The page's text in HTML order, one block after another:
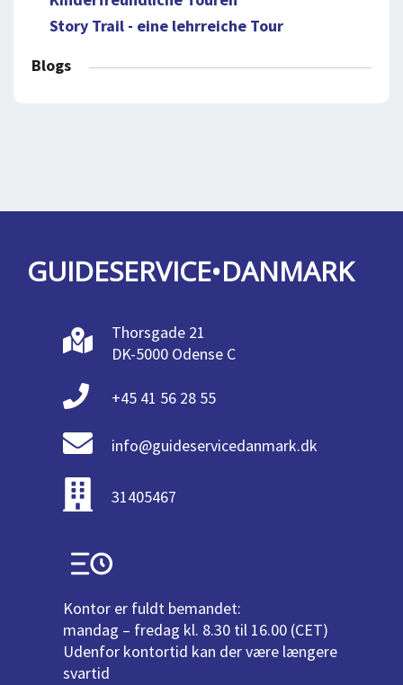
Story Trail - eine lehrreiche Tour
Blogs
GUIDESERVICE•DANMARK
Thorsgade 21
DK-5000 Odense C
+45 41 56 28 55
info@guideservicedanmark.dk
31405467
Kontor er fuldt bemandet:
mandag – fredag kl. 8.30 til 16.00 (CET)
Udenfor kontortid kan der være længere
svartid